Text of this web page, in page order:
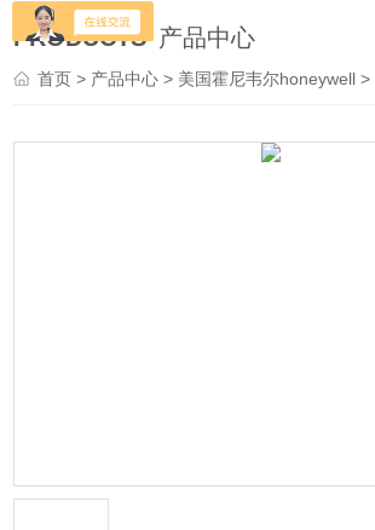
PRODUCTS 产品中心
首页> 产品中心 > 美国霍尼韦尔honeywell >